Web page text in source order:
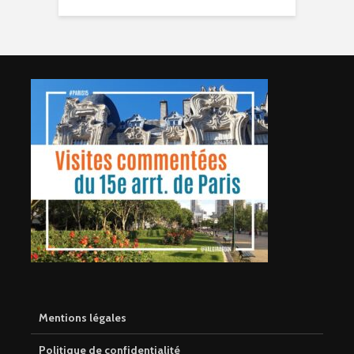
Mentions légales
Politique de confidentialité